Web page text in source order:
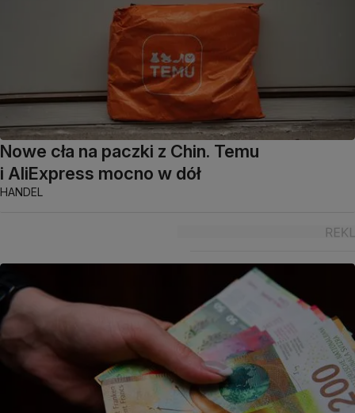
Nowe cła na paczki z Chin. Temu
i AliExpress mocno w dół
HANDEL